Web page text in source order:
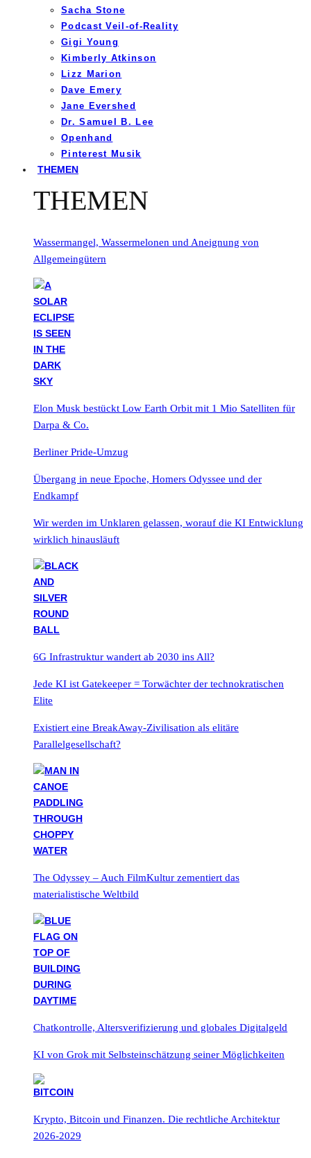
Sacha Stone
Podcast Veil-of-Reality
Gigi Young
Kimberly Atkinson
Lizz Marion
Dave Emery
Jane Evershed
Dr. Samuel B. Lee
Openhand
Pinterest Musik
THEMEN
THEMEN
Wassermangel, Wassermelonen und Aneignung von
Allgemeingütern
Elon Musk bestückt Low Earth Orbit mit 1 Mio Satelliten für
Darpa & Co.
Berliner Pride-Umzug
Übergang in neue Epoche, Homers Odyssee und der
Endkampf
Wir werden im Unklaren gelassen, worauf die KI Entwicklung
wirklich hinausläuft
6G Infrastruktur wandert ab 2030 ins All?
Jede KI ist Gatekeeper = Torwächter der technokratischen
Elite
Existiert eine BreakAway-Zivilisation als elitäre
Parallelgesellschaft?
The Odyssey – Auch FilmKultur zementiert das
materialistische Weltbild
Chatkontrolle, Altersverifizierung und globales Digitalgeld
KI von Grok mit Selbsteinschätzung seiner Möglichkeiten
Krypto, Bitcoin und Finanzen. Die rechtliche Architektur
2026-2029